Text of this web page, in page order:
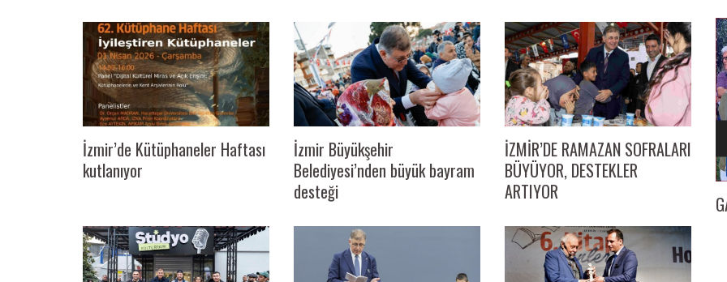
İzmir’de Kütüphaneler Haftası
kutlanıyor
İzmir Büyükşehir
Belediyesi’nden büyük bayram
desteği
İZMİR’DE RAMAZAN SOFRALARI
BÜYÜYOR, DESTEKLER
ARTIYOR
MAVİ YILDIZ TURİZM VE HAZIR TUR’A İZMİR
TURİZM FUARI’NDA BÜYÜK İLGİ
GAZETECİ KENAN TOKGÖZ’E 25. YIL BERATI…